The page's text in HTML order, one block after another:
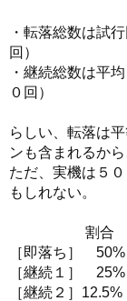
・転落総数は試
回）
・継続総数は平
０回）
らしい、転落は
ンも含まれるか
ただ、実機は５
もしれない。
割合 100
［即落ち］
［継続１］
［継続２］